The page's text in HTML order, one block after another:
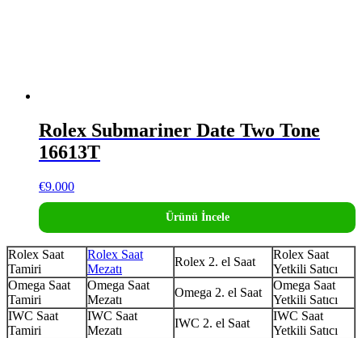
Rolex Submariner Date Two Tone
16613T
€9.000
Ürünü İncele
Rolex Saat
Tamiri
Rolex Saat
Mezatı
Rolex 2. el Saat
Rolex Saat
Yetkili Satıcı
Omega Saat
Tamiri
Omega Saat
Mezatı
Omega 2. el Saat
Omega Saat
Yetkili Satıcı
IWC Saat
Tamiri
IWC Saat
Mezatı
IWC 2. el Saat
IWC Saat
Yetkili Satıcı